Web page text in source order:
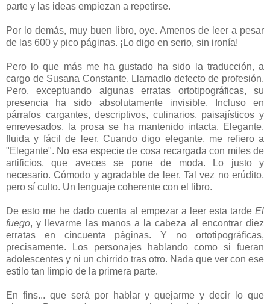
parte y las ideas empiezan a repetirse.
Por lo demás, muy buen libro, oye. Amenos de leer a pesar
de las 600 y pico páginas. ¡Lo digo en serio, sin ironía!
Pero lo que más me ha gustado ha sido la traducción, a
cargo de Susana Constante. Llamadlo defecto de profesión.
Pero, exceptuando algunas erratas ortotipográficas, su
presencia ha sido absolutamente invisible. Incluso en
párrafos cargantes, descriptivos, culinarios, paisajísticos y
enrevesados, la prosa se ha mantenido intacta. Elegante,
fluida y fácil de leer. Cuando digo elegante, me refiero a
"Elegante". No esa especie de cosa recargada con miles de
artificios, que aveces se pone de moda. Lo justo y
necesario. Cómodo y agradable de leer. Tal vez no erúdito,
pero sí culto. Un lenguaje coherente con el libro.
De esto me he dado cuenta al empezar a leer esta tarde El
fuego, y llevarme las manos a la cabeza al encontrar diez
erratas en cincuenta páginas. Y no ortotipográficas,
precisamente. Los personajes hablando como si fueran
adolescentes y ni un chirrido tras otro. Nada que ver con ese
estilo tan limpio de la primera parte.
En fins... que será por hablar y quejarme y decir lo que